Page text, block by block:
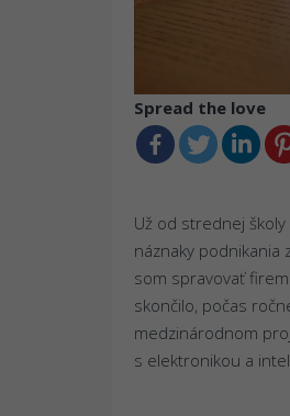
Spread the love
Už od strednej
náznaky podnikania
som spravovať
skončilo, počas
medzinárodnom
s elektronikou a